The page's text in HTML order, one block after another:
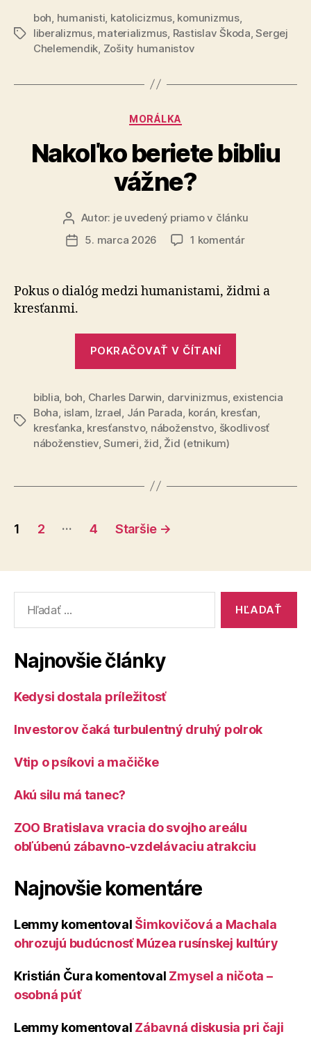
Značky
boh humanisti katolicizmus, komunizmus,
liberalizmus, materializmus Rastislav Škoda ,Sergej
Chelemendik Zošity humanistov
Kategórie
MORÁLKA
Nakoľko beriete bibliu
vážne?
Autor
článku
Autor: je uvedený priamo v článku
Dátum
5. marca 2026 1 komentárna
bibliu
Pokus o dialóg medzi humanistami, židmi a
kresťanmi.
POKRAČOVAŤ V ČÍTANÍ
vážne?“
Značky
biblia boh Charles Darwin darvinizmus, existencia
Boha islam Izrael Ján Parada korán kresťan
kresťanka kresťanstvo, náboženstvo škodlivosť
náboženstiev,Sumeri žid Žid (etnikum)
Stránkovanie
1 2 … 4 Staršie →
Najnovšie články
Kedysi dostala príležitosť
Investorov čaká turbulentný druhý polrok
Vtip o psíkovi a mačičke
Akú silu má tanec?
ZOO Bratislava vracia do svojho areálu
obľúbenú zábavno-vzdelávaciu atrakciu
Najnovšie komentáre
Lemmy komentoval Šimkovičová a Machala
ohrozujú budúcnosť Múzea rusínskej kultúry
Kristián Čura komentoval Zmysel a ničota –
osobná púť
Lemmy komentoval Zábavná diskusia pri čaji